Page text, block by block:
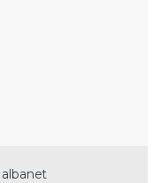
albanet